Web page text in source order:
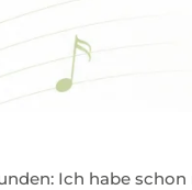
Ich habe schon